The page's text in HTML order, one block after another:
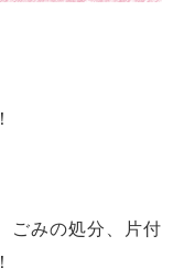
ごみの処分、片付